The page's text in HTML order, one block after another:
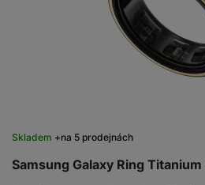
Samsung Galaxy Ring Titanium
Skladem na 5 prodejnách